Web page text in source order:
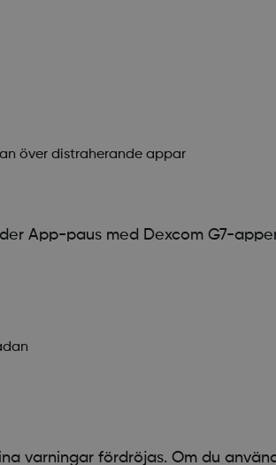
över distraherande appar
App-paus med Dexcom G7-
varningar fördröjas. Om du